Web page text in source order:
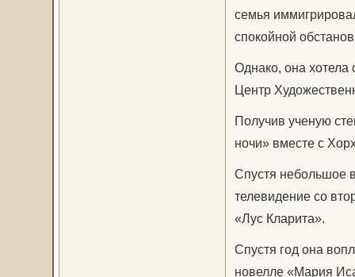
семья
спокойной
Однако, она хотела
Центр
Получив ученую
ночи» вместе с
Спустя небольшое
телевидение со
«Лус Кларита».
Спустя год она
новелле «Мария